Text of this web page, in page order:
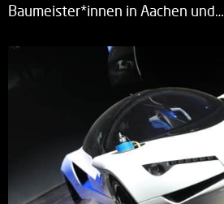
Baumeister*innen in Aachen und…